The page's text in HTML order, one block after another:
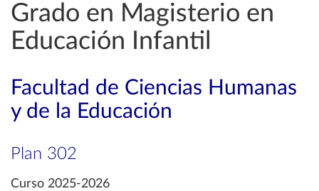
Grado en Magisterio en
Educación Infantil
Facultad de Ciencias Humanas
y de la Educación
Plan 302
Curso 2025-2026